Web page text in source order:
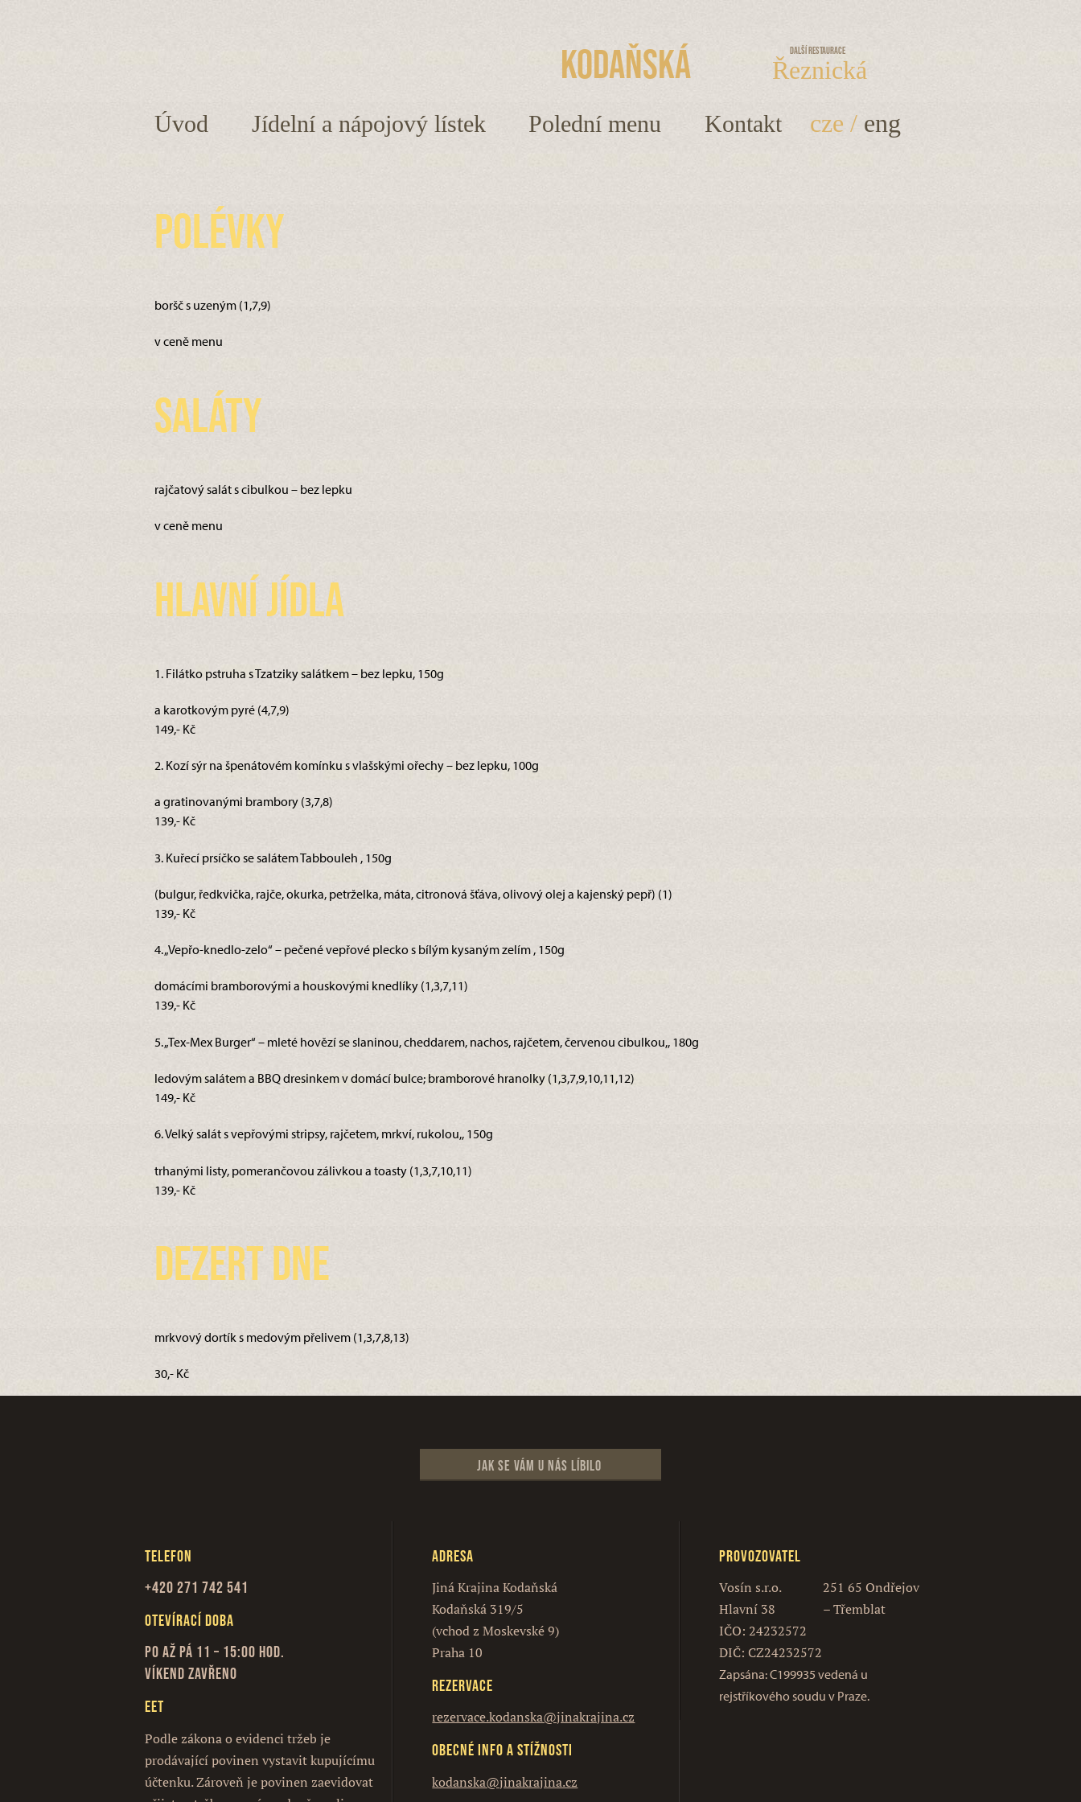
Kodaňská Další restaurace
Řeznická
Úvod Jídelní a nápojový lístek Polední menu Kontakt cze / eng
Polévky
boršč s uzeným (1,7,9)
v ceně menu
Saláty
rajčatový salát s cibulkou – bez lepku
v ceně menu
Hlavní jídla
1. Filátko pstruha s Tzatziky salátkem – bez lepku, 150g
a karotkovým pyré (4,7,9)
149,- Kč
2. Kozí sýr na špenátovém komínku s vlašskými ořechy – bez lepku, 100g
a gratinovanými brambory (3,7,8)
139,- Kč
3. Kuřecí prsíčko se salátem Tabbouleh , 150g
(bulgur, ředkvička, rajče, okurka, petrželka, máta, citronová šťáva, olivový olej a kajenský pepř) (1)
139,- Kč
4. „Vepřo-knedlo-zelo“ – pečené vepřové plecko s bílým kysaným zelím , 150g
domácími bramborovými a houskovými knedlíky (1,3,7,11)
139,- Kč
5. „Tex-Mex Burger“ – mleté hovězí se slaninou, cheddarem, nachos, rajčetem, červenou cibulkou,, 180g
ledovým salátem a BBQ dresinkem v domácí bulce; bramborové hranolky (1,3,7,9,10,11,12)
149,- Kč
6. Velký salát s vepřovými stripsy, rajčetem, mrkví, rukolou,, 150g
trhanými listy, pomerančovou zálivkou a toasty (1,3,7,10,11)
139,- Kč
Dezert dne
mrkvový dortík s medovým přelivem (1,3,7,8,13)
30,- Kč
Jak se vám u nás líbilo
Telefon
+420 271 742 541
Otevírací doba
Po až Pá 11 – 15:00 hod.
Víkend zavřeno
EET
Podle zákona o evidenci tržeb je
prodávající povinen vystavit kupujícímu
účtenku. Zároveň je povinen zaevidovat
Adresa
Jiná Krajina Kodaňská
Kodaňská 319/5
(vchod z Moskevské 9)
Praha 10
Rezervace
rezervace.kodanska@jinakrajina.cz
Obecné info a stížnosti
kodanska@jinakrajina.cz
Provozovatel
Vosín s.r.o.
Hlavní 38
251 65 Ondřejov
– Třemblat
IČO: 24232572
DIČ: CZ24232572
Zapsána: C199935 vedená u
rejstříkového soudu v Praze.